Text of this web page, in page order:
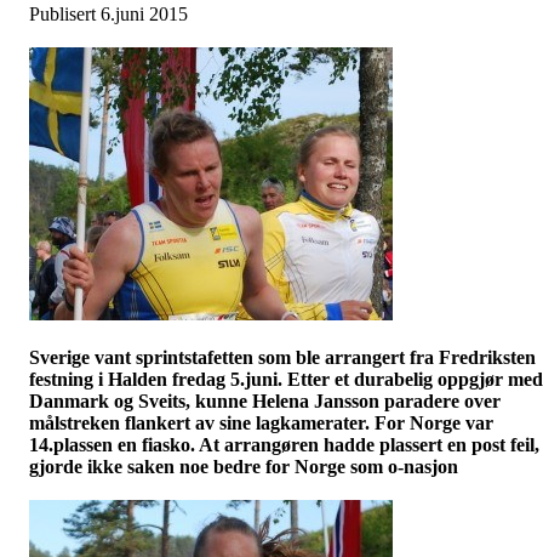
Publisert 6.juni 2015
Sverige vant sprintstafetten som ble arrangert fra Fredriksten
festning i Halden fredag 5.juni. Etter et durabelig oppgjør med
Danmark og Sveits, kunne Helena Jansson paradere over
målstreken flankert av sine lagkamerater. For Norge var
14.plassen en fiasko. At arrangøren hadde plassert en post feil,
gjorde ikke saken noe bedre for Norge som o-nasjon